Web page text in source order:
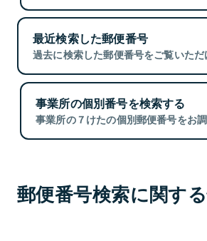
最近検索した郵便番号
過去に検索した郵便番号をご覧いただ
事業所の個別番号を検索する
事業所の７けたの個別郵便番号をお調
郵便番号検索に関す